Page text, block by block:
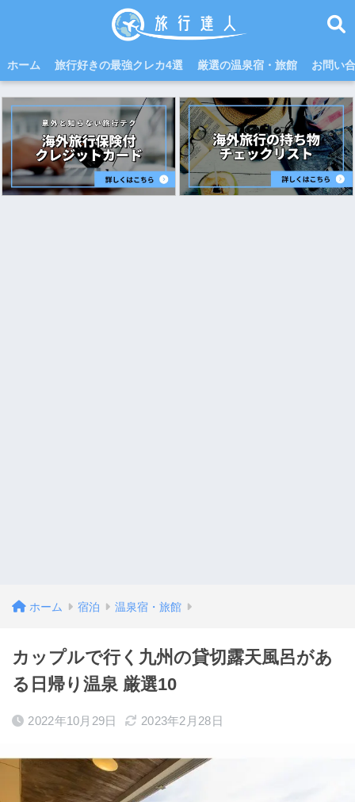
ホーム 旅行好きの最強クレカ4選 厳選の温泉宿・旅館 お問い
ホーム 宿泊 温泉宿・旅館
カップルで行く九州の貸切露天風呂があ
る日帰り温泉 厳選10
2022年10月29日 2023年2月28日